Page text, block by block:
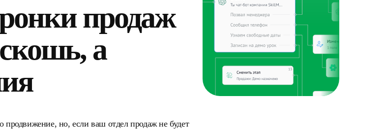
продаж
а
но, если ваш отдел продаж не будет